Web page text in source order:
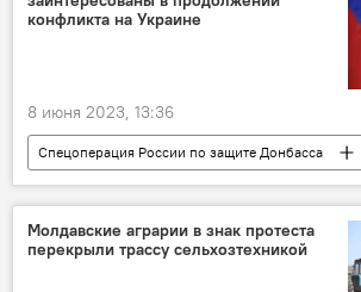
конфликта на Украине
8 июня 2023, 13:36
Спецоперация России по защите Донбасса
В мире
Россия
Молдавские аграрии в знак протеста
перекрыли трассу сельхозтехникой